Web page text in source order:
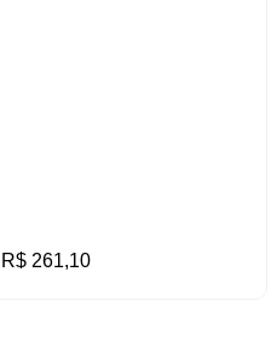
R$ 261,10